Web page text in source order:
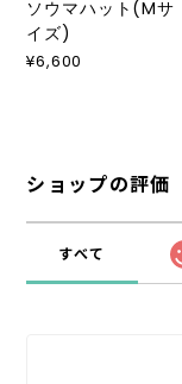
ソウマハット(Mサ
イズ)
¥6,600
ショップの評価
すべて